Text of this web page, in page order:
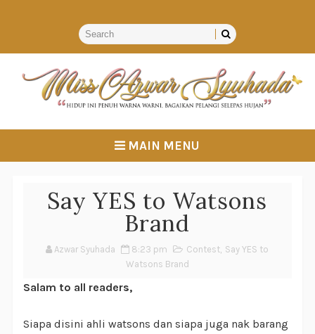
MAIN MENU
Say YES to Watsons
Brand
Azwar Syuhada 8:23 pm Contest Say YES to
Watsons Brand
Salam to all readers,
Siapa disini ahli watsons dan siapa juga nak barang